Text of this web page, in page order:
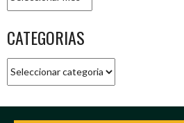
CATEGORIAS